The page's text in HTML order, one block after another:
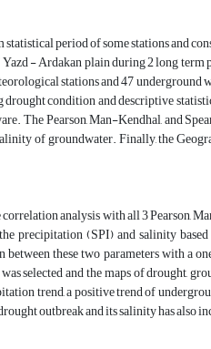
period of some stations and
- Ardakan plain during 2 long
stations and 47 underground
condition and descriptive
The Pearson, Man-Kendhal, and
of groundwater. Finally, the
analysis with all 3 Pearson,
precipitation (SPI) and salinity
these two parameters with a
selected and the maps of drought,
trend, a positive trend of
outbreak and its salinity has also